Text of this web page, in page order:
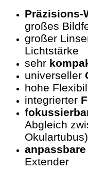
Präzisions-
großes
großer
Lichtstärke
sehr
universeller
hohe
integrierter
Abgleich
Okulartubus)
Extender